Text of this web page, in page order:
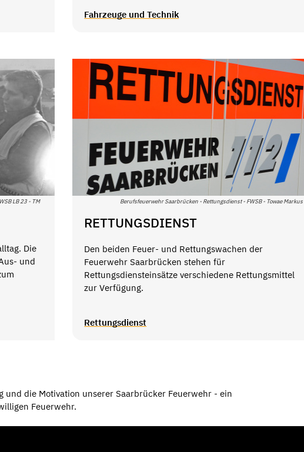
Fahrzeuge und Technik
LB 23 - TM
Die
und
Berufsfeuerwehr Saarbrücken - Rettungsdienst - FWSB - Towae Markus
RETTUNGSDIENST
Den beiden Feuer- und Rettungswachen der
Feuerwehr Saarbrücken stehen für
Rettungsdiensteinsätze verschiedene Rettungsmittel
zur Verfügung.
Rettungsdienst
die Motivation unserer Saarbrücker Feuerwehr - ein
Feuerwehr.